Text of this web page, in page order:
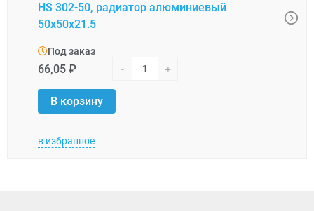
HS 302-50, радиатор алюминиевый
50x50x21.5
Под заказ
66,05 ₽ - +
В корзину
в избранное